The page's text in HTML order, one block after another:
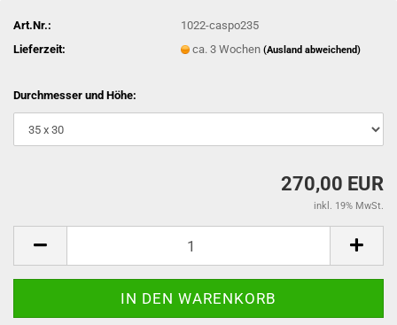
Art.Nr.:
1022-caspo235
Lieferzeit:
ca. 3 Wochen(Ausland abweichend)
Durchmesser und Höhe:
270,00 EUR
inkl. 19% MwSt.